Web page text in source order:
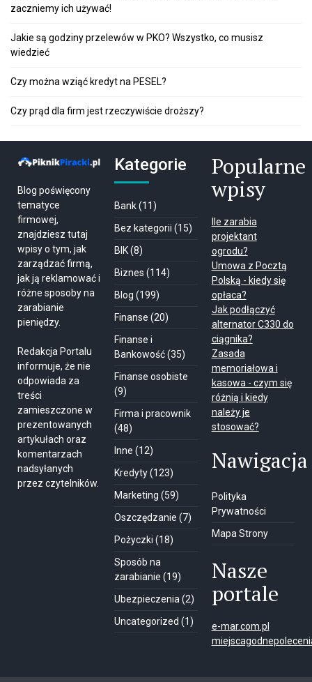
zaczniemy ich używać!
Jakie są godziny przelewów w PKO? Wszystko, co musisz
wiedzieć
Czy można wziąć kredyt na PESEL?
Czy prąd dla firm jest rzeczywiście droższy?
Blog poświęcony
tematyce
firmowej,
znajdziesz tutaj
wpisy o tym, jak
zarządzać firmą,
jak ją reklamować i
różne sposoby na
zarabianie
pieniędzy.
Redakcja Portalu
informuje, że nie
odpowiada za
treści
zamieszczone w
prezentowanych
artykułach oraz
komentarzach
nadsyłanych
przez czytelników.
Kategorie
Bank(11)
Bez kategorii (15)
BIK(8)
Biznes (114)
Blog (199)
Finanse (20)
Finanse i
Bankowość(35)
Finanse osobiste
(9)
Firma i pracownik
(48)
Inne (12)
Kredyty(123)
Marketing (59)
Oszczędzanie (7)
Pożyczki (18)
Sposób na
zarabianie (19)
Ubezpieczenia (2)
Uncategorized (1)
Popularne
wpisy
Ile zarabia
projektant
ogrodu?
Umowa z Pocztą
Polską - kiedy się
opłaca?
Jak podłączyć
alternator C330 do
ciągnika?
Zasada
memoriałowa i
kasowa - czym się
różnią i kiedy
należy je
stosować?
Nawigacja
Polityka
Prywatności
Mapa Strony
Nasze
portale
e-mar.com.pl